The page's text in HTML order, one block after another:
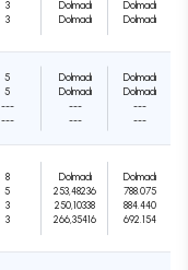
3
3
Dolmadı
Dolmadı
Dolmadı
Dolmadı
5
5
---
---
Dolmadı
Dolmadı
---
---
Dolmadı
Dolmadı
---
---
8
5
3
3
Dolmadı
253,48236
250,10338
266,35416
Dolmadı
788.075
884.440
692.154